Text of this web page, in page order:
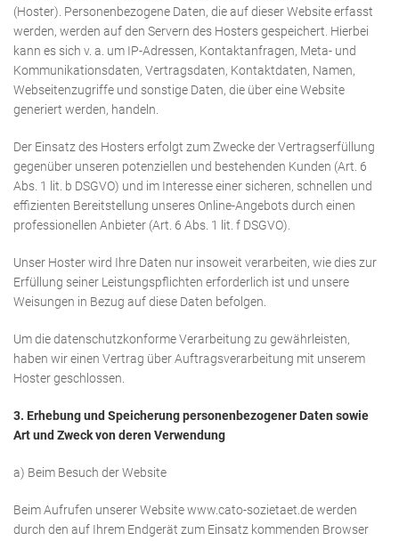
(Hoster). Personenbezogene Daten, die auf dieser Website erfasst
werden, werden auf den Servern des Hosters gespeichert. Hierbei
kann es sich v. a. um IP-Adressen, Kontaktanfragen, Meta- und
Kommunikationsdaten, Vertragsdaten, Kontaktdaten, Namen,
Webseitenzugriffe und sonstige Daten, die über eine Website
generiert werden, handeln.
Der Einsatz des Hosters erfolgt zum Zwecke der Vertragserfüllung
gegenüber unseren potenziellen und bestehenden Kunden (Art. 6
Abs. 1 lit. b DSGVO) und im Interesse einer sicheren, schnellen und
effizienten Bereitstellung unseres Online-Angebots durch einen
professionellen Anbieter (Art. 6 Abs. 1 lit. f DSGVO).
Unser Hoster wird Ihre Daten nur insoweit verarbeiten, wie dies zur
Erfüllung seiner Leistungspflichten erforderlich ist und unsere
Weisungen in Bezug auf diese Daten befolgen.
Um die datenschutzkonforme Verarbeitung zu gewährleisten,
haben wir einen Vertrag über Auftragsverarbeitung mit unserem
Hoster geschlossen.
3. Erhebung und Speicherung personenbezogener Daten sowie
Art und Zweck von deren Verwendung
a) Beim Besuch der Website
Beim Aufrufen unserer Website www.cato-sozietaet.de werden
durch den auf Ihrem Endgerät zum Einsatz kommenden Browser